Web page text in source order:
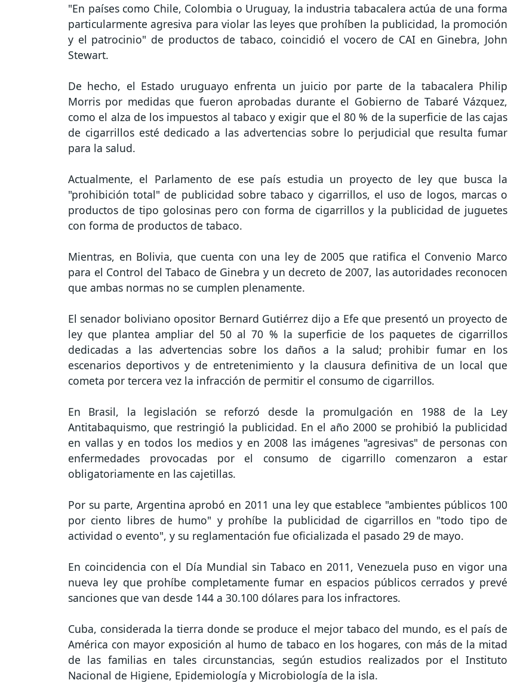
"En países como Chile, Colombia o Uruguay, la industria tabacalera actúa de una forma
particularmente agresiva para violar las leyes que prohíben la publicidad, la promoción
y el patrocinio" de productos de tabaco, coincidió el vocero de CAI en Ginebra, John
Stewart.
De hecho, el Estado uruguayo enfrenta un juicio por parte de la tabacalera Philip
Morris por medidas que fueron aprobadas durante el Gobierno de Tabaré Vázquez,
como el alza de los impuestos al tabaco y exigir que el 80 % de la superficie de las cajas
de cigarrillos esté dedicado a las advertencias sobre lo perjudicial que resulta fumar
para la salud.
Actualmente, el Parlamento de ese país estudia un proyecto de ley que busca la
"prohibición total" de publicidad sobre tabaco y cigarrillos, el uso de logos, marcas o
productos de tipo golosinas pero con forma de cigarrillos y la publicidad de juguetes
con forma de productos de tabaco.
Mientras, en Bolivia, que cuenta con una ley de 2005 que ratifica el Convenio Marco
para el Control del Tabaco de Ginebra y un decreto de 2007, las autoridades reconocen
que ambas normas no se cumplen plenamente.
El senador boliviano opositor Bernard Gutiérrez dijo a Efe que presentó un proyecto de
ley que plantea ampliar del 50 al 70 % la superficie de los paquetes de cigarrillos
dedicadas a las advertencias sobre los daños a la salud; prohibir fumar en los
escenarios deportivos y de entretenimiento y la clausura definitiva de un local que
cometa por tercera vez la infracción de permitir el consumo de cigarrillos.
En Brasil, la legislación se reforzó desde la promulgación en 1988 de la Ley
Antitabaquismo, que restringió la publicidad. En el año 2000 se prohibió la publicidad
en vallas y en todos los medios y en 2008 las imágenes "agresivas" de personas con
enfermedades provocadas por el consumo de cigarrillo comenzaron a estar
obligatoriamente en las cajetillas.
Por su parte, Argentina aprobó en 2011 una ley que establece "ambientes públicos 100
por ciento libres de humo" y prohíbe la publicidad de cigarrillos en "todo tipo de
actividad o evento", y su reglamentación fue oficializada el pasado 29 de mayo.
En coincidencia con el Día Mundial sin Tabaco en 2011, Venezuela puso en vigor una
nueva ley que prohíbe completamente fumar en espacios públicos cerrados y prevé
sanciones que van desde 144 a 30.100 dólares para los infractores.
Cuba, considerada la tierra donde se produce el mejor tabaco del mundo, es el país de
América con mayor exposición al humo de tabaco en los hogares, con más de la mitad
de las familias en tales circunstancias, según estudios realizados por el Instituto
Nacional de Higiene, Epidemiología y Microbiología de la isla.